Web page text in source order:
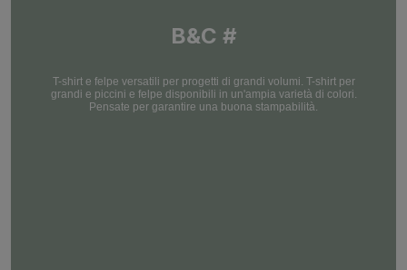
B&C #
T-shirt e felpe versatili per progetti di grandi volumi. T-shirt per
grandi e piccini e felpe disponibili in un'ampia varietà di colori.
Pensate per garantire una buona stampabilità.